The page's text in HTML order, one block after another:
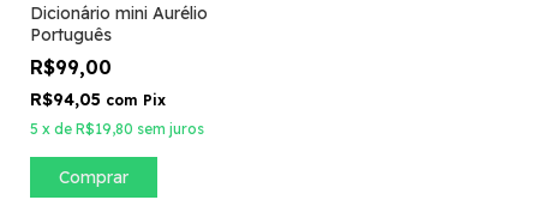
Dicionário mini Aurélio
Português
R$99,00
R$94,05 com Pix
5 x de R$19,80 sem juros
Comprar